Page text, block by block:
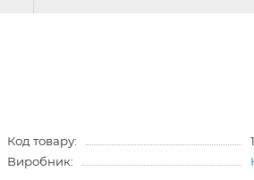
Код товару:
Виробник: